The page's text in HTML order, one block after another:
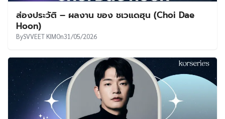
ส่องประวัติ – ผลงาน ของ ชเวแดฮุน (Choi Dae
Hoon)
BySVVEET KIMOn31/05/2026